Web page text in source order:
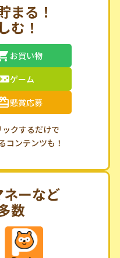
まる！
む！
お買い物
ゲーム
懸賞応募
クするだけで
コンテンツも！
ーなど
数